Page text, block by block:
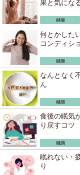
果と気にな
何とかした
コンディシ
なんとなく
ん
食後の眠気
り戻すコツ
眠れない・
り